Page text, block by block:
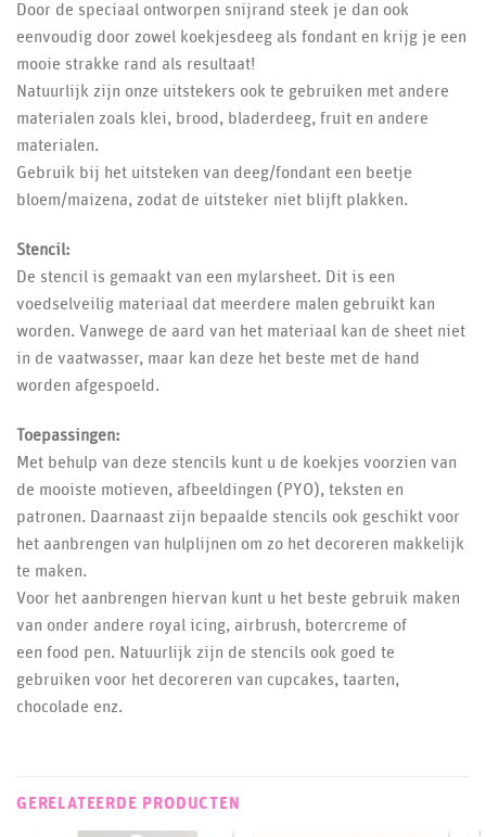
Door de speciaal ontworpen snijrand steek je dan ook
eenvoudig door zowel koekjesdeeg als fondant en krijg je een
mooie strakke rand als resultaat!
Natuurlijk zijn onze uitstekers ook te gebruiken met andere
materialen zoals klei, brood, bladerdeeg, fruit en andere
materialen.
Gebruik bij het uitsteken van deeg/fondant een beetje
bloem/maizena, zodat de uitsteker niet blijft plakken.
Stencil:
De stencil is gemaakt van een mylarsheet. Dit is een
voedselveilig materiaal dat meerdere malen gebruikt kan
worden. Vanwege de aard van het materiaal kan de sheet niet
in de vaatwasser, maar kan deze het beste met de hand
worden afgespoeld.
Toepassingen:
Met behulp van deze stencils kunt u de koekjes voorzien van
de mooiste motieven, afbeeldingen (PYO), teksten en
patronen. Daarnaast zijn bepaalde stencils ook geschikt voor
het aanbrengen van hulplijnen om zo het decoreren makkelijk
te maken.
Voor het aanbrengen hiervan kunt u het beste gebruik maken
van onder andere royal icing, airbrush, botercreme of
een food pen. Natuurlijk zijn de stencils ook goed te
gebruiken voor het decoreren van cupcakes, taarten,
chocolade enz.
GERELATEERDE PRODUCTEN